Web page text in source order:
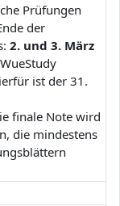
Prüfungen
der
2. und 3. März
ist der 31.
finale Note wird
die mindestens